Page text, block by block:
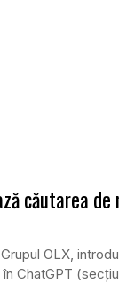
căutarea
OLX,
ChatGPT